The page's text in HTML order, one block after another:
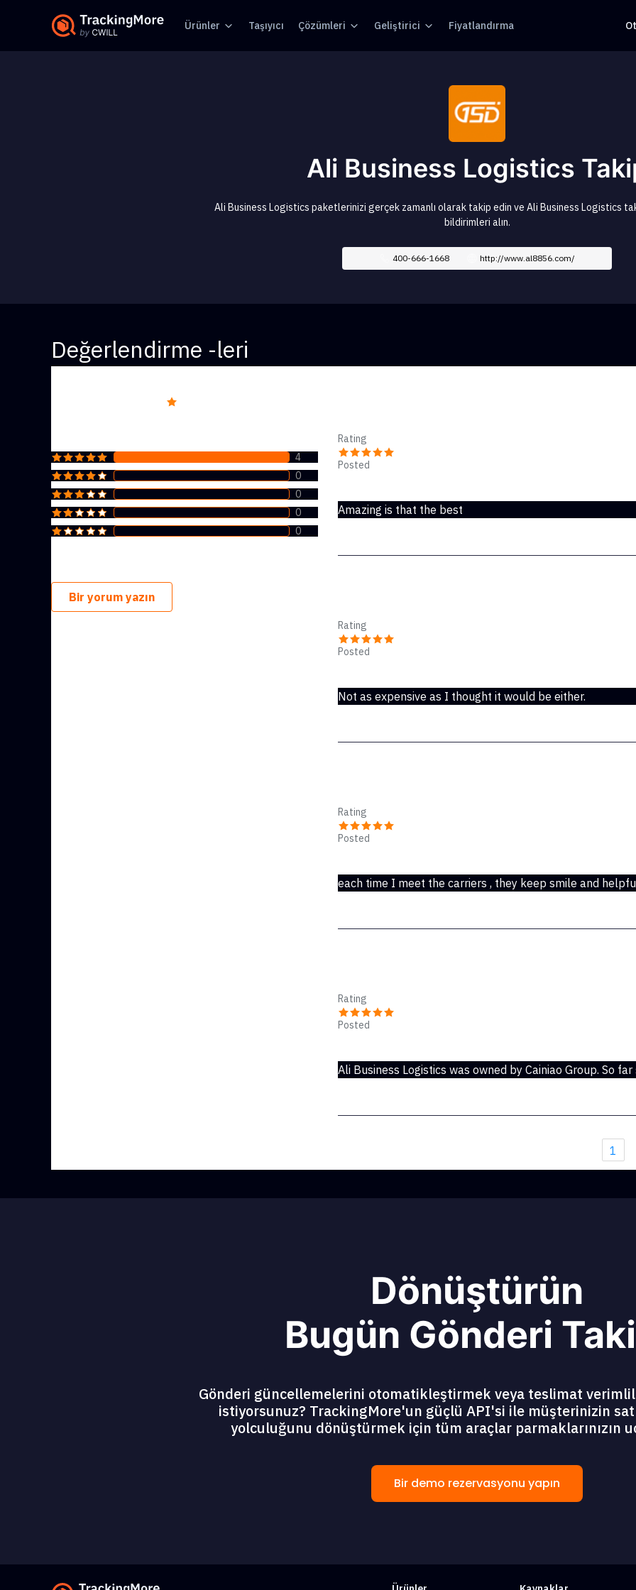
Ürünler Taşıyıcı Çözümleri Geliştirici Fiyatlandırma
Ali Business Logistics
Ali Business Logistics paketlerinizi gerçek zamanlı olarak takip edin ve Ali Business Logistics
bildirimleri alın.
400-666-1668 http://www.al8856.com/
Değerlendirme -leri
4
0
0
0
0
Bir yorum yazın
Rating
Posted
Amazing is that the best
Rating
Posted
Not as expensive as I thought it would be either.
Rating
Posted
each time I meet the carriers , they keep smile and
Rating
Posted
Ali Business Logistics was owned by Cainiao Group. So far
1
Dönüştürün
Bugün Gönderi
Gönderi güncellemelerini otomatikleştirmek veya teslimat
istiyorsunuz? TrackingMore'un güçlü API'si ile müşterinizin
yolculuğunu dönüştürmek için tüm araçlar parmaklarınızın
Bir demo rezervasyonu yapın